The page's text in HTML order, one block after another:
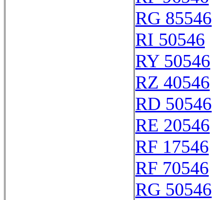
RG 85546
RI 50546
RY 50546
RZ 40546
RD 50546
RE 20546
RF 17546
RF 70546
RG 50546